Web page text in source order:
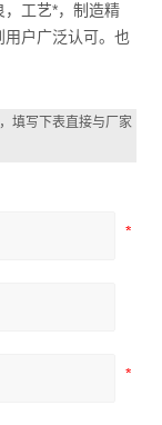
，工艺*，制造精
用户广泛认可。也
填写下表直接与厂家